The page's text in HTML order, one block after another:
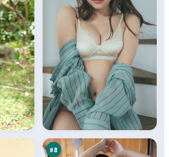
#8
苍
梧
来
信
92
万